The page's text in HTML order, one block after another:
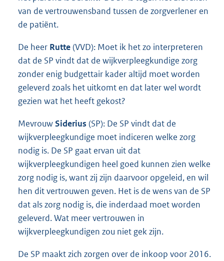
van de vertrouwensband tussen de zorgverlener en
de patiënt.
De heer Rutte(VVD): Moet ik het zo interpreteren
dat de SP vindt dat de wijkverpleegkundige zorg
zonder enig budgettair kader altijd moet worden
geleverd zoals het uitkomt en dat later wel wordt
gezien wat het heeft gekost?
MevrouwSiderius (SP): De SP vindt dat de
wijkverpleegkundige moet indiceren welke zorg
nodig is. De SP gaat ervan uit dat
wijkverpleegkundigen heel goed kunnen zien welke
zorg nodig is, want zij zijn daarvoor opgeleid, en wil
hen dit vertrouwen geven. Het is de wens van de SP
dat als zorg nodig is, die inderdaad moet worden
geleverd. Wat meer vertrouwen in
wijkverpleegkundigen zou niet gek zijn.
De SP maakt zich zorgen over de inkoop voor 2016.